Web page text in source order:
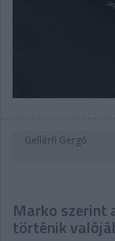
Gellérfi Gergő
Marko szerint
történik